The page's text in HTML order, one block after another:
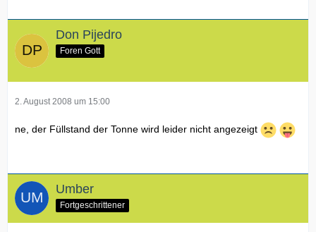
Don Pijedro
Foren Gott
2. August 2008 um 15:00
ne, der Füllstand der Tonne wird leider nicht angezeigt
Umber
Fortgeschrittener